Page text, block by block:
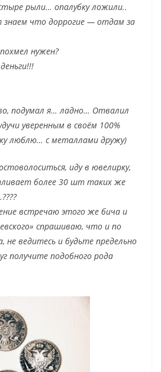
рыли… опалубку ложили..
что доррогие — отдам за
нужен?
подумал я… ладно… Отвалил
уверенным в своём 100%
люблю… с металлами дружу)
иду в ювелирку,
более 30 шт таких же
встречаю этого же бича и
спрашиваю, что и по
ведитесь и будьте предельно
получите подобного рода